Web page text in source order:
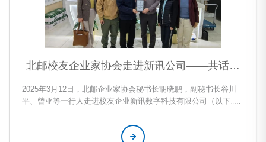
北邮校友企业家协会走进新讯公司——共话发
2025年3月12日，北邮企业家协会秘书长胡晓鹏，副秘书长谷川
平、曾亚等一行人走进校友企业新讯数字科技有限公司（以下简